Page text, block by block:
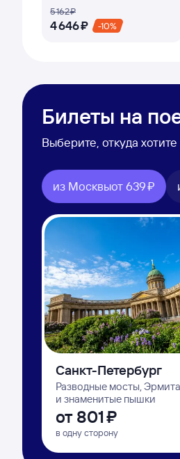
5 ⁠162 ⁠₽
4 ⁠646 ⁠₽ -10%
Билеты на
Выберите, откуда
из Москвыот639 ⁠₽
Санкт-Петербург
Разводные мосты,
и знаменитые пышки
от 801 ⁠₽
в одну сторону